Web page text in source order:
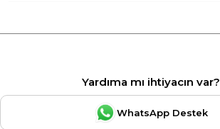
Yardıma mı ihtiyacın var?
WhatsApp Destek